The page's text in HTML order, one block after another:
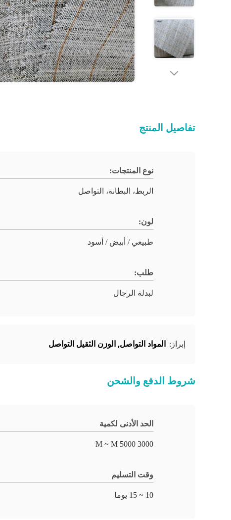
تفاصيل المنتج
نوع المنتجات:
الربط، البطانة، التواصل
لون:
طبيعي / أبيض / أسود
طلب:
لبدلة الرجال
إبراز: المواد التواصل, الوزن الثقيل التواصل
شروط الدفع والشحن
الحد الأدنى لكمية
3000 M ~ M 5000
وقت التسليم
10 ~ 15 يوما